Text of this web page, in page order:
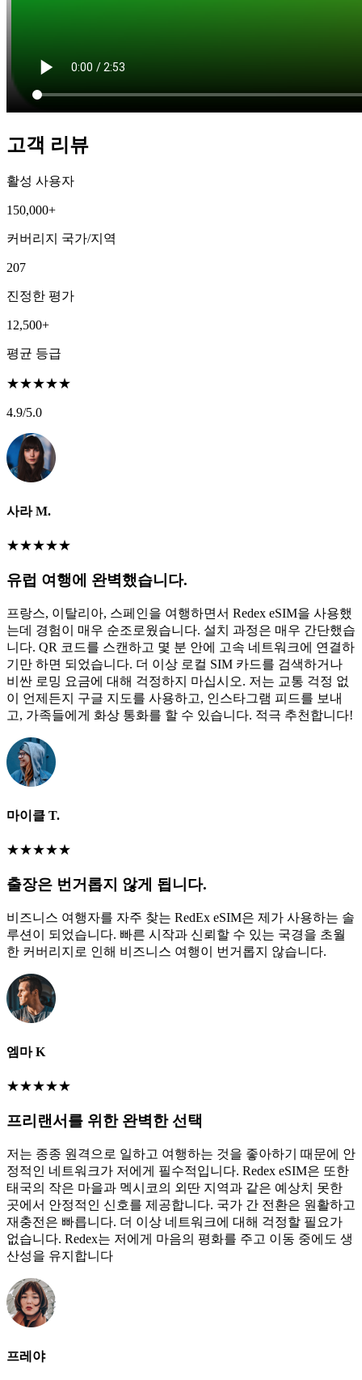
고객 리뷰
활성 사용자
150,000+
커버리지 국가/지역
207
진정한 평가
12,500+
평균 등급
★★★★★
4.9/5.0
사라 M.
★★★★★
유럽 여행에 완벽했습니다.
프랑스, 이탈리아, 스페인을 여행하면서 Redex eSIM을 사용했
는데 경험이 매우 순조로웠습니다. 설치 과정은 매우 간단했습
니다. QR 코드를 스캔하고 몇 분 안에 고속 네트워크에 연결하
기만 하면 되었습니다. 더 이상 로컬 SIM 카드를 검색하거나
비싼 로밍 요금에 대해 걱정하지 마십시오. 저는 교통 걱정 없
이 언제든지 구글 지도를 사용하고, 인스타그램 피드를 보내
고, 가족들에게 화상 통화를 할 수 있습니다. 적극 추천합니다!
마이클 T.
★★★★★
출장은 번거롭지 않게 됩니다.
비즈니스 여행자를 자주 찾는 RedEx eSIM은 제가 사용하는 솔
루션이 되었습니다. 빠른 시작과 신뢰할 수 있는 국경을 초월
한 커버리지로 인해 비즈니스 여행이 번거롭지 않습니다.
엠마 K
★★★★★
프리랜서를 위한 완벽한 선택
저는 종종 원격으로 일하고 여행하는 것을 좋아하기 때문에 안
정적인 네트워크가 저에게 필수적입니다. Redex eSIM은 또한
태국의 작은 마을과 멕시코의 외딴 지역과 같은 예상치 못한
곳에서 안정적인 신호를 제공합니다. 국가 간 전환은 원활하고
재충전은 빠릅니다. 더 이상 네트워크에 대해 걱정할 필요가
없습니다. Redex는 저에게 마음의 평화를 주고 이동 중에도 생
산성을 유지합니다
프레야